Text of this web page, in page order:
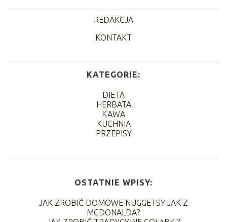
REDAKCJA
KONTAKT
KATEGORIE:
DIETA
HERBATA
KAWA
KUCHNIA
PRZEPISY
OSTATNIE WPISY:
JAK ZROBIĆ DOMOWE NUGGETSY JAK Z
MCDONALDA?